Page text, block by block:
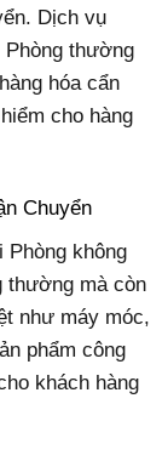
Dịch vụ
thường
hóa cẩn
cho hàng
Chuyển
Phòng không
thường mà còn
như máy móc,
phẩm công
khách hàng